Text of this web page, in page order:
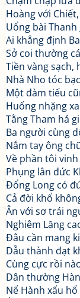
Hoàng với
Uổng bài
Ai khẳng định
Sở coi thường
Tiền vàng sạch,
Nhà Nho tóc
Một đàm tiếu
Huống nhặng
Tằng Tham há
Ba người cùng
Nắm tay ông
Về phần tôi
Phụng lân đức
Đổng Long có
Cả đời khổ
Ân với sơ trái
Nghiêm Lăng
Đâu cần mang
Dẫu thành đạt
Cùng cực rồi
Dân thường
Nể Hành xấu